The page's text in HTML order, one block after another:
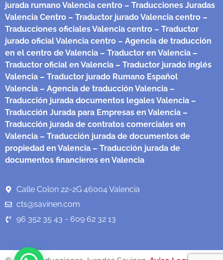
jurada rumano Valencia centro – Traducciones Juradas
Valencia Centro – Traductor jurado Valencia centro –
Traducciones oficiales Valencia centro – Traductor
jurado oficial Valencia centro – Agencia de traducción
en el centro de Valencia – Traductor en Valencia –
Traductor oficial en Valencia – Traductor jurado inglés
Valencia – Traductor jurado Rumano Español
Valencia – Agencia de traducción Valencia –
Traducción jurada documentos legales Valencia –
Traducción Jurada para Empresas en Valencia –
Traducción jurada de contratos comerciales en
Valencia – Traducción jurada de documentos de
propiedad en Valencia – Traducción jurada de
documentos financieros en Valencia
Calle Colon 22-2G 46004 Valencia
cts@savinen.com
96 352 35 43 - 609 62 32 13